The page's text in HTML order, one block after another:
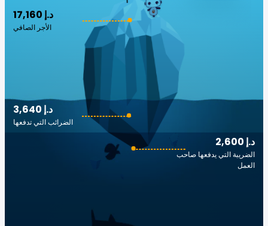
17,160 د.إ
الأجر الصافي
2,600 د.إ
الضريبة التي يدفعها صاحب
العمل
3,640 د.إ
الضرائب التي تدفعها